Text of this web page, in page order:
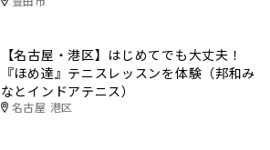
【名古屋・港区】はじめてでも大丈夫！
『ほめ達』テニスレッスンを体験（邦和み
なとインドアテニス）
名古屋 港区